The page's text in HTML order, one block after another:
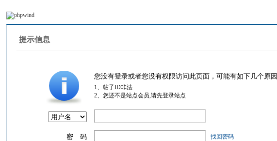
提示信息
您没有登录或者您没有权限访问此页面，可能有如下几个原因
1、帖子ID非法
2、您还不是站点会员,请先登录站点
密 码 找回密码